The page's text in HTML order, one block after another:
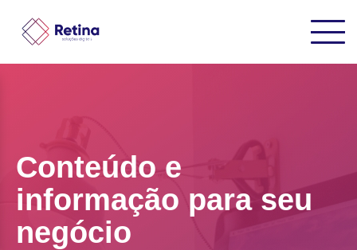
Conteúdo e
informação para seu
negócio